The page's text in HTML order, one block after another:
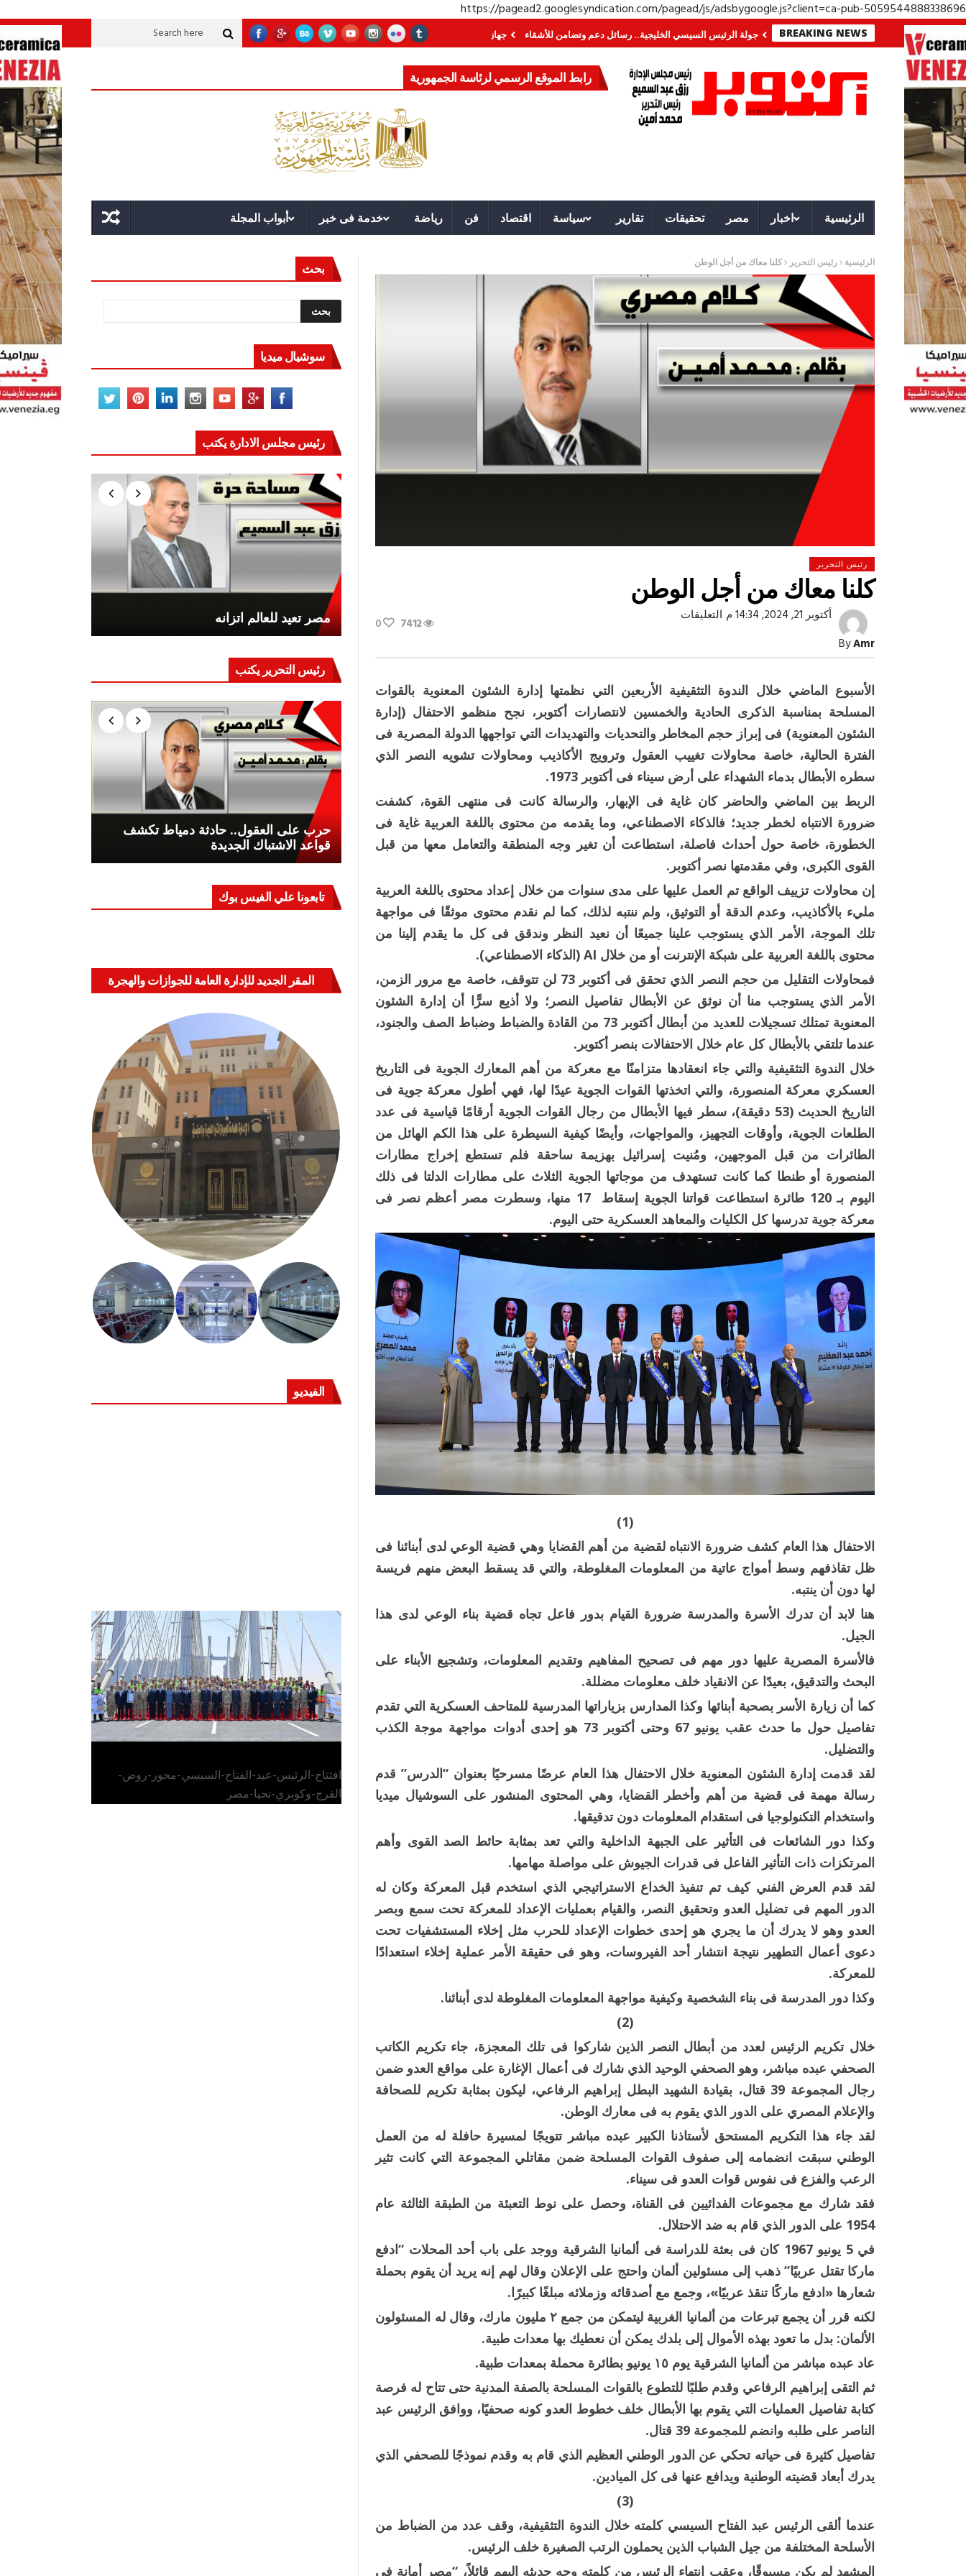
https://pagead2.googlesyndication.com/pagead/js/adsbygoogle.js?client=ca-pub-5059544888338696
BREAKING NEWSمعركة لا تُرى.. وحراس لا ينامون جولة الرئيس السيسي الخليجية.. رسائل دعم وتضامن للأشقاء جهاز مستقبل مصر نموذجا.. لماذا تُنشئ الدول كيانات تنموية عملاقة؟ قوة الدولة.. عندما يصبح التخطيط خط الدفاع الأول القيادة
رابط الموقع الرسمي لرئاسة الجمهورية
الرئيسية اخبار مصر تحقيقات تقارير سياسة اقتصاد فن رياضة خدمة فى خبر أبواب المجلة
الرئيسية رئيس التحرير كلنا معاك من أجل الوطن
رئيس التحرير
كلنا معاك من أجل الوطن
ByAmr
أكتوبر 21, 2024, 14:34 م التعليقات
أجل
مغلقة
7412
0
الأسبوع الماضي خلال الندوة التثقيفية الأربعين التي نظمتها إدارة الشئون المعنوية بالقوات
المسلحة بمناسبة الذكرى الحادية والخمسين لانتصارات أكتوبر، نجح منظمو الاحتفال (إدارة
الشئون المعنوية) فى إبراز حجم المخاطر والتحديات والتهديدات التي تواجهها الدولة المصرية فى
الفترة الحالية، خاصة محاولات تغييب العقول وترويج الأكاذيب ومحاولات تشويه النصر الذي
سطره الأبطال بدماء الشهداء على أرض سيناء فى أكتوبر 1973.
الربط بين الماضي والحاضر كان غاية فى الإبهار، والرسالة كانت فى منتهى القوة، كشفت
ضرورة الانتباه لخطر جديد؛ فالذكاء الاصطناعي، وما يقدمه من محتوى باللغة العربية غاية فى
الخطورة، خاصة حول أحداث فاصلة، استطاعت أن تغير وجه المنطقة والتعامل معها من قبل
القوى الكبرى، وفي مقدمتها نصر أكتوبر.
إن محاولات تزييف الواقع تم العمل عليها على مدى سنوات من خلال إعداد محتوى باللغة العربية
مليء بالأكاذيب، وعدم الدقة أو التوثيق، ولم ننتبه لذلك، كما لم نقدم محتوى موثقًا فى مواجهة
تلك الموجة، الأمر الذي يستوجب علينا جميعًا أن نعيد النظر وندقق فى كل ما يقدم إلينا من
محتوى باللغة العربية على شبكة الإنترنت أو من خلال AI (الذكاء الاصطناعي).
فمحاولات التقليل من حجم النصر الذي تحقق فى أكتوبر 73 لن تتوقف، خاصة مع مرور الزمن،
الأمر الذي يستوجب منا أن نوثق عن الأبطال تفاصيل النصر؛ ولا أذيع سرًّا أن إدارة الشئون
المعنوية تمتلك تسجيلات للعديد من أبطال أكتوبر 73 من القادة والضباط وضباط الصف والجنود،
عندما تلتقي بالأبطال كل عام خلال الاحتفالات بنصر أكتوبر.
خلال الندوة التثقيفية والتي جاء انعقادها متزامنًا مع معركة من أهم المعارك الجوية فى التاريخ
العسكري معركة المنصورة، والتي اتخذتها القوات الجوية عيدًا لها، فهي أطول معركة جوية فى
التاريخ الحديث (53 دقيقة)، سطر فيها الأبطال من رجال القوات الجوية أرقامًا قياسية فى عدد
الطلعات الجوية، وأوقات التجهيز، والمواجهات، وأيضًا كيفية السيطرة على هذا الكم الهائل من
الطائرات من قبل الموجهين، ومُنيت إسرائيل بهزيمة ساحقة فلم تستطع إخراج مطارات
المنصورة أو طنطا كما كانت تستهدف من موجاتها الجوية الثلاث على مطارات الدلتا فى ذلك
اليوم بـ 120 طائرة استطاعت قواتنا الجوية إسقاط 17 منها، وسطرت مصر أعظم نصر فى
معركة جوية تدرسها كل الكليات والمعاهد العسكرية حتى اليوم.
(1)
الاحتفال هذا العام كشف ضرورة الانتباه لقضية من أهم القضايا وهي قضية الوعي لدى أبنائنا فى
ظل تقاذفهم وسط أمواج عاتية من المعلومات المغلوطة، والتي قد يسقط البعض منهم فريسة
لها دون أن ينتبه.
هنا لابد أن تدرك الأسرة والمدرسة ضرورة القيام بدور فاعل تجاه قضية بناء الوعي لدى هذا
الجيل.
فالأسرة المصرية عليها دور مهم فى تصحيح المفاهيم وتقديم المعلومات، وتشجيع الأبناء على
البحث والتدقيق، بعيدًا عن الانقياد خلف معلومات مضللة.
كما أن زيارة الأسر بصحبة أبنائها وكذا المدارس بزياراتها المدرسية للمتاحف العسكرية التي تقدم
تفاصيل حول ما حدث عقب يونيو 67 وحتى أكتوبر 73 هو إحدى أدوات مواجهة موجة الكذب
والتضليل.
لقد قدمت إدارة الشئون المعنوية خلال الاحتفال هذا العام عرضًا مسرحيًا بعنوان “الدرس” قدم
رسالة مهمة فى قضية من أهم وأخطر القضايا، وهي المحتوى المنشور على السوشيال ميديا
واستخدام التكنولوجيا فى استقدام المعلومات دون تدقيقها.
وكذا دور الشائعات فى التأثير على الجبهة الداخلية والتي تعد بمثابة حائط الصد القوى وأهم
المرتكزات ذات التأثير الفاعل فى قدرات الجيوش على مواصلة مهامها.
لقد قدم العرض الفني كيف تم تنفيذ الخداع الاستراتيجي الذي استخدم قبل المعركة وكان له
الدور المهم فى تضليل العدو وتحقيق النصر، والقيام بعمليات الإعداد للمعركة تحت سمع وبصر
العدو وهو لا يدرك أن ما يجري هو إحدى خطوات الإعداد للحرب مثل إخلاء المستشفيات تحت
دعوى أعمال التطهير نتيجة انتشار أحد الفيروسات، وهو فى حقيقة الأمر عملية إخلاء استعدادًا
للمعركة.
وكذا دور المدرسة فى بناء الشخصية وكيفية مواجهة المعلومات المغلوطة لدى أبنائنا.
(2)
خلال تكريم الرئيس لعدد من أبطال النصر الذين شاركوا فى تلك المعجزة، جاء تكريم الكاتب
الصحفي عبده مباشر، وهو الصحفي الوحيد الذي شارك فى أعمال الإغارة على مواقع العدو ضمن
رجال المجموعة 39 قتال، بقيادة الشهيد البطل إبراهيم الرفاعي، ليكون بمثابة تكريم للصحافة
والإعلام المصري على الدور الذي يقوم به فى معارك الوطن.
لقد جاء هذا التكريم المستحق لأستاذنا الكبير عبده مباشر تتويجًا لمسيرة حافلة له من العمل
الوطني سبقت انضمامه إلى صفوف القوات المسلحة ضمن مقاتلي المجموعة التي كانت تثير
الرعب والفزع فى نفوس قوات العدو فى سيناء.
فقد شارك مع مجموعات الفدائيين فى القناة، وحصل على نوط التعبئة من الطبقة الثالثة عام
1954 على الدور الذي قام به ضد الاحتلال.
في 5 يونيو 1967 كان فى بعثة للدراسة فى ألمانيا الشرقية ووجد على باب أحد المحلات “ادفع
ماركا تقتل عربيًا” ذهب إلى مسئولين ألمان واحتج على الإعلان وقال لهم إنه يريد أن يقوم بحملة
شعارها «ادفع ماركًا تنقذ عربيًا»، وجمع مع أصدقائه وزملائه مبلغًا كبيرًا.
لكنه قرر أن يجمع تبرعات من ألمانيا الغربية ليتمكن من جمع ٢ مليون مارك، وقال له المسئولون
الألمان: بدل ما تعود بهذه الأموال إلى بلدك يمكن أن نعطيك بها معدات طبية.
عاد عبده مباشر من ألمانيا الشرقية يوم ١٥ يونيو بطائرة محملة بمعدات طبية.
ثم التقى إبراهيم الرفاعي وقدم طلبًا للتطوع بالقوات المسلحة بالصفة المدنية حتى تتاح له فرصة
كتابة تفاصيل العمليات التي يقوم بها الأبطال خلف خطوط العدو كونه صحفيًا، ووافق الرئيس عبد
الناصر على طلبه وانضم للمجموعة 39 قتال.
تفاصيل كثيرة فى حياته تحكي عن الدور الوطني العظيم الذي قام به وقدم نموذجًا للصحفي الذي
يدرك أبعاد قضيته الوطنية ويدافع عنها فى كل الميادين.
(3)
عندما ألقى الرئيس عبد الفتاح السيسي كلمته خلال الندوة التثقيفية، وقف عدد من الضباط من
الأسلحة المختلفة من جيل الشباب الذين يحملون الرتب الصغيرة خلف الرئيس.
المشهد لم يكن مسبوقًا، وعقب انتهاء الرئيس من كلمته وجه حديثه إليهم قائلاً، “مصر أمانة فى
بحث
سوشيال ميديا
رئيس مجلس الادارة يكتب
مصر تعيد للعالم اتزانه التشجيع «أخلاق» وليس «تحفيل»
رئيس التحرير يكتب
حرب على العقول.. حادثة دمياط تكشف
قواعد الاشتباك الجديدة
كيف تحمي مصر ثرواتها في الجنوب؟
معركة لا تُرى.. وحراس لا ينامون
جهاز مستقبل مصر نموذجا.. لماذا تُنشئ
الدول كيانات تنموية عملاقة؟
تابعونا علي الفيس بوك
المقر الجديد للإدارة العامة للجوازات والهجرة
الفيديو
الرئيس عبد الفتاح السيسي يفتتح محور روض
الفرج وكوبري تحيا مصر
افتتاح-الرئيس-عبد-الفتاح-السيسي-محور-روض-
الفرج-وكوبري-تحيا-مصر